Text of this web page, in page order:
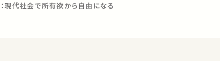
現代社会で所有欲から自由になる